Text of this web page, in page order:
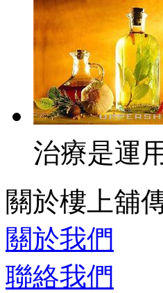
治療是運
關於樓上舖
關於我們
聯絡我們